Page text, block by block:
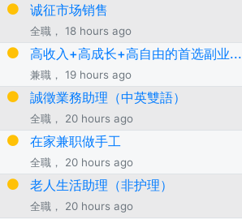
诚征市场销售
全職， 18 hours ago
高收入+高成长+高自由的首选副业...
兼職， 19 hours ago
誠徵業務助理（中英雙語）
全職， 20 hours ago
在家兼职做手工
全職， 20 hours ago
老人生活助理（非护理）
全職， 20 hours ago